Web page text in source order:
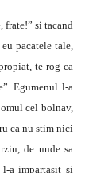
frate!” si tacand
pacatele tale,
te rog ca
Egumenul l-a
cel bolnav,
ca nu stim nici
de unde sa
a impartasit si